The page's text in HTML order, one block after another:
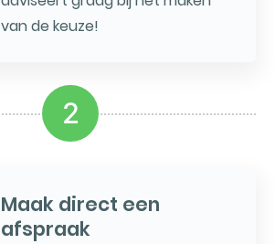
van de keuze!
2
Maak direct een
afspraak